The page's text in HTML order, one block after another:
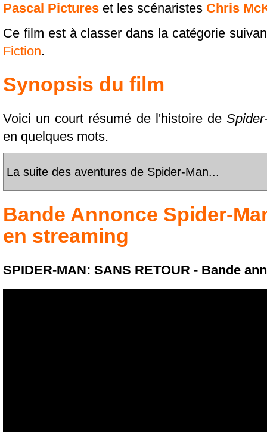
Pascal Pictures et les scénaristes Chris
Ce film est à classer dans la catégorie
Fiction.
Synopsis du film
Voici un court résumé de l'histoire de
en quelques mots.
La suite des aventures de Spider-Man...
Bande Annonce Spider-
en streaming
SPIDER-MAN: SANS RETOUR - Bande